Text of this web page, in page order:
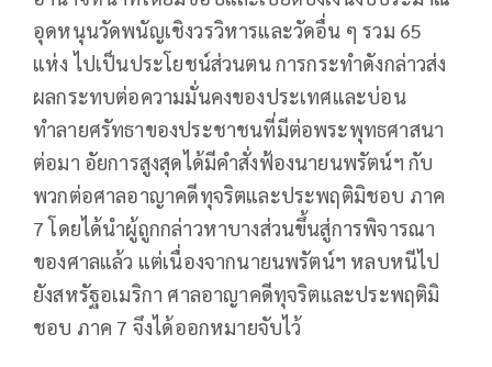
อุดหนุนวัดพนัญเชิงวรวิหารและวัดอื่น ๆ รวม 65
แห่ง ไปเป็นประโยชน์ส่วนตน การกระทำดังกล่าวส่ง
ผลกระทบต่อความมั่นคงของประเทศและบ่อน
ทำลายศรัทธาของประชาชนที่มีต่อพระพุทธศาสนา
ต่อมา อัยการสูงสุดได้มีคำสั่งฟ้องนายนพรัตน์ฯ กับ
พวกต่อศาลอาญาคดีทุจริตและประพฤติมิชอบ ภาค
7 โดยได้นำผู้ถูกกล่าวหาบางส่วนขึ้นสู่การพิจารณา
ของศาลแล้ว แต่เนื่องจากนายนพรัตน์ฯ หลบหนีไป
ยังสหรัฐอเมริกา ศาลอาญาคดีทุจริตและประพฤติมิ
ชอบ ภาค 7 จึงได้ออกหมายจับไว้